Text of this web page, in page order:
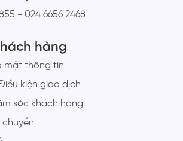
- 024 6656 2468
hàng
mật thông tin
kiện giao dịch
sóc khách hàng
chuyển